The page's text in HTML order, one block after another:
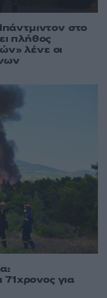
στο
πλήθος
λένε οι
για